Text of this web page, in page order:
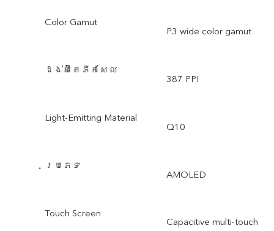
Color Gamut
P3 wide color gamut
ដង់ស៊ីតេភីកសែល
387 PPI
Light-Emitting Material
Q10
ប្រភេទ
AMOLED
Touch Screen
Capacitive multi-touch